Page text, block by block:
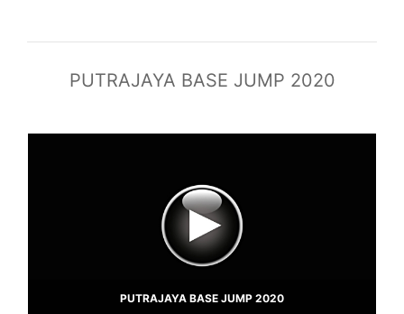
PUTRAJAYA BASE JUMP 2020
PUTRAJAYA BASE JUMP 2020